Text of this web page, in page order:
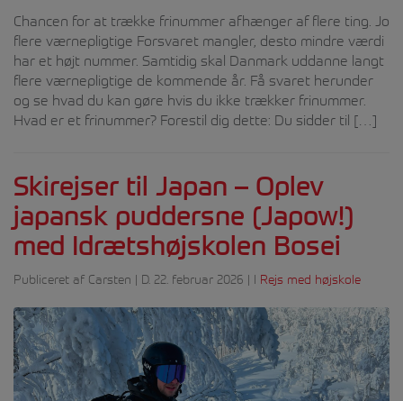
Chancen for at trække frinummer afhænger af flere ting. Jo
flere værnepligtige Forsvaret mangler, desto mindre værdi
har et højt nummer. Samtidig skal Danmark uddanne langt
flere værnepligtige de kommende år. Få svaret herunder
og se hvad du kan gøre hvis du ikke trækker frinummer.
Hvad er et frinummer? Forestil dig dette: Du sidder til […]
Skirejser til Japan – Oplev
japansk puddersne (Japow!)
med Idrætshøjskolen Bosei
Publiceret af Carsten | D. 22. februar 2026 | I Rejs med højskole